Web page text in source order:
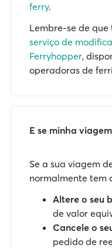
ferry.
Lembre-se de
serviço de
Ferryhopper,
operadoras de
E se minha
Se a sua viagem
normalmente tem
Altere o seu
de valor
Cancele o
pedido de